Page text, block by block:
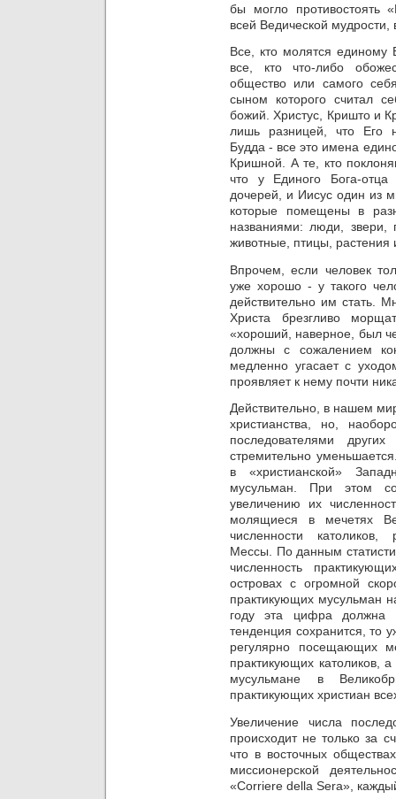
бы могло противостоять
всей Ведической
Все, кто молятся единому
все, кто что-либо
общество или самого
сыном которого считал
божий. Христус, Кришто и
лишь разницей, что Его
Будда - все это имена
Кришной. А те, кто
что у Единого Бога-
дочерей, и Иисус один из
которые помещены в
названиями: люди, звери,
животные, птицы, растения
Впрочем, если человек
уже хорошо - у такого
действительно им стать.
Христа брезгливо
«хороший, наверное, был
должны с сожалением
медленно угасает с
проявляет к нему почти
Действительно, в нашем
христианства, но,
последователями
стремительно
в «христианской»
мусульман. При этом
увеличению их
молящиеся в мечетях
численности
Мессы. По данным
численность
островах с огромной
практикующих мусульман
году эта цифра должна
тенденция сохранится, то
регулярно посещающих
практикующих католиков,
мусульмане в
практикующих христиан
Увеличение числа
происходит не только за
что в восточных
миссионерской
«Corriere della Sera»,